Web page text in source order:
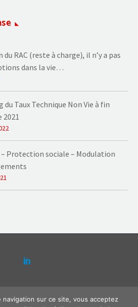
du RAC (reste à charge), il n’y a pas
dans la vie…
du Taux Technique Non Vie à fin
2021
Protection sociale – Modulation
Actense
Mentions légales
navigation sur ce site, vous acceptez